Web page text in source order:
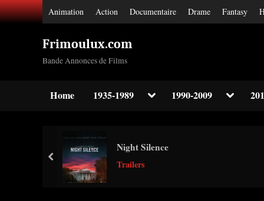
Skip
to
Animation Action Documentaire Drame Fantasy
Frimoulux.com
Bande Annonces de Films
Home 1935-1989 Toggle1990-2009 Toggle
Night Silence
Trailers
prev